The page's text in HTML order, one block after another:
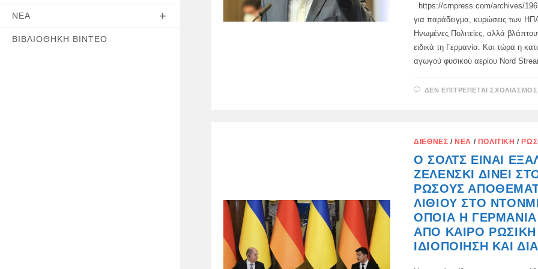
ΝΈΑ
ΒΙΒΛΙΟΘΉΚΗ ΒΊΝΤΕΟ
https://crnpress.com/archives/
για παράδειγμα, κυρώσεις των
Ηνωμένες Πολιτείες, αλλά
ειδικά τη Γερμανία. Και τώρα η
αγωγού φυσικού αερίου Nord
ΔΕΝ ΕΠΙΤΡΈΠΕΤΑΙ ΣΧΟΛΙΑΣΜΌΣ
ΔΙΕΘΝΈΣ / ΝΈΑ / ΠΟΛΙΤΙΚΉ /
Ο ΣΟΛΤΣ ΕΊΝΑΙ
ΖΕΛΈΝΣΚΙ ΔΊΝΕΙ
ΡΏΣΟΥΣ
ΛΙΘΊΟΥ ΣΤΟ
ΟΠΟΊΑ Η ΓΕΡΜΑΝΊΑ
ΑΠΌ ΚΑΙΡΌ ΡΩΣΙΚΉ
ΙΔΙΟΠΟΊΗΣΗ ΚΑΙ